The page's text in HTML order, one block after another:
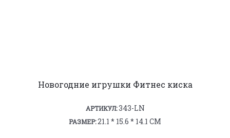
Новогодние игрушки Фитнес киска
АРТИКУЛ:343-LN
РАЗМЕР:21.1 * 15.6 * 14.1 СМ